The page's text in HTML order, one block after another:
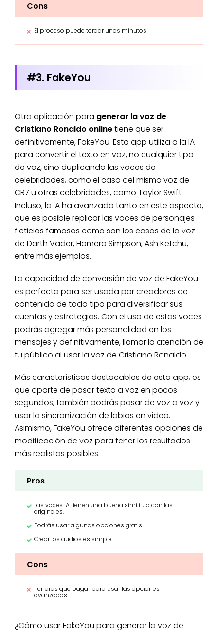
Cons
El proceso puede tardar unos minutos
#3. FakeYou
Otra aplicación para generar la voz de
Cristiano Ronaldo onlinetiene que ser
definitivamente, FakeYou. Esta app utiliza a la IA
para convertir el texto en voz, no cualquier tipo
de voz, sino duplicando las voces de
celebridades, como el caso del mismo voz de
CR7 u otras celebridades, como Taylor Swift.
Incluso, la IA ha avanzado tanto en este aspecto,
que es posible replicar las voces de personajes
ficticios famosos como son los casos de la voz
de Darth Vader, Homero Simpson, Ash Ketchu,
entre más ejemplos.
La capacidad de conversión de voz de FakeYou
es perfecta para ser usada por creadores de
contenido de todo tipo para diversificar sus
cuentas y estrategias. Con el uso de estas voces
podrás agregar más personalidad en los
mensajes y definitivamente, llamar la atención de
tu público al usar la voz de Cristiano Ronaldo.
Más características destacables de esta app, es
que aparte de pasar texto a voz en pocos
segundos, también podrás pasar de voz a voz y
usar la sincronización de labios en video.
Asimismo, FakeYou ofrece diferentes opciones de
modificación de voz para tener los resultados
más realistas posibles.
Pros
Las voces IA tienen una buena similitud con las
originales.
Podrás usar algunas opciones gratis.
Crear los audios es simple.
Cons
Tendrás que pagar para usar las opciones
avanzadas.
¿Cómo usar FakeYou para generar la voz de